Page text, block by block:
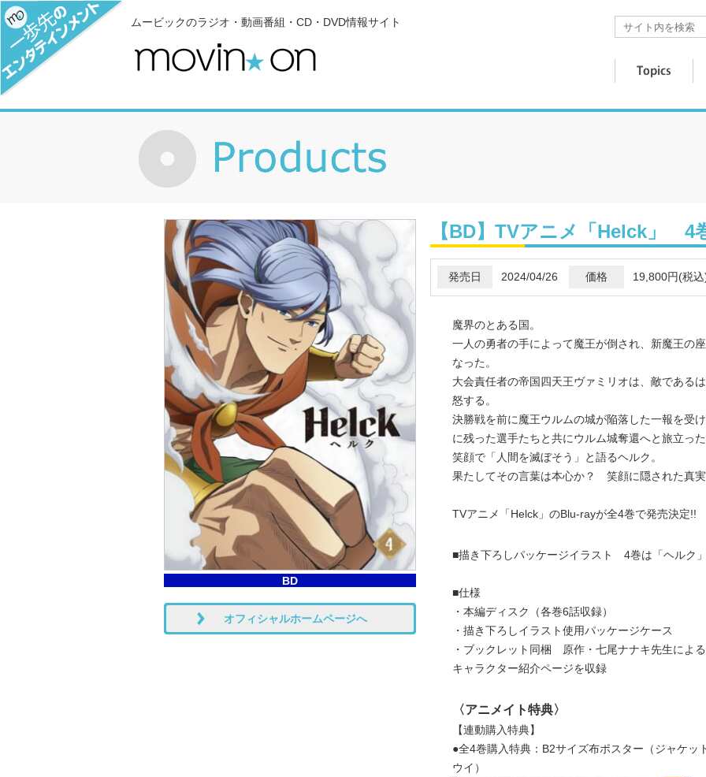
ムービックのラジオ・動画番組・CD・DVD情報サイト
BD
オフィシャルホームページへ
【BD】TVアニメ「Helck」 4
発売日 2024/04/26 価格 19,800円(税
魔界のとある国。
一人の勇者の手によって魔王が倒され、新魔王の
なった。
大会責任者の帝国四天王ヴァミリオは、敵である
怒する。
決勝戦を前に魔王ウルムの城が陥落した一報を受
に残った選手たちと共にウルム城奪還へと旅立っ
笑顔で「人間を滅ぼそう」と語るヘルク。
果たしてその言葉は本心か？ 笑顔に隠された真
TVアニメ「Helck」のBlu-rayが全4巻で発売決定!!
■描き下ろしパッケージイラスト 4巻は「ヘルク
■仕様
・本編ディスク（各巻6話収録）
・描き下ろしイラスト使用パッケージケース
・ブックレット同梱 原作・七尾ナナキ先生によ
キャラクター紹介ページを収録
〈アニメイト特典〉
【連動購入特典】
●全4巻購入特典：B2サイズ布ポスター（ジャケ
ウイ）